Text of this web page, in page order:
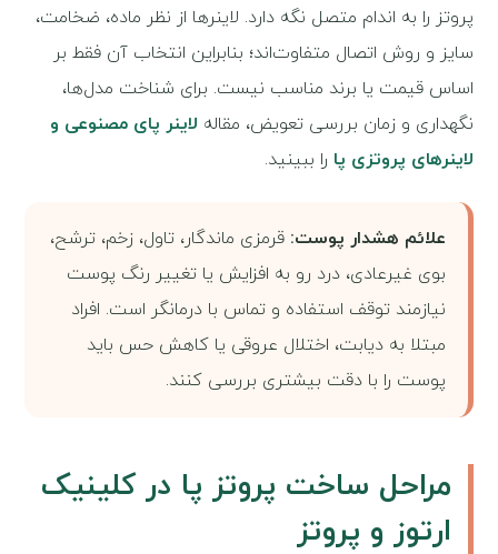
پروتز را به اندام متصل نگه دارد. لاینرها از نظر ماده، ضخامت،
سایز و روش اتصال متفاوت‌اند؛ بنابراین انتخاب آن فقط بر
اساس قیمت یا برند مناسب نیست. برای شناخت مدل‌ها،
نگهداری و زمان بررسی تعویض، مقاله لاینر پای مصنوعی و
لاینرهای پروتزی پا را ببینید.
علائم هشدار پوست: قرمزی ماندگار، تاول، زخم، ترشح،
بوی غیرعادی، درد رو به افزایش یا تغییر رنگ پوست
نیازمند توقف استفاده و تماس با درمانگر است. افراد
مبتلا به دیابت، اختلال عروقی یا کاهش حس باید
پوست را با دقت بیشتری بررسی کنند.
مراحل ساخت پروتز پا در کلینیک
ارتوز و پروتز